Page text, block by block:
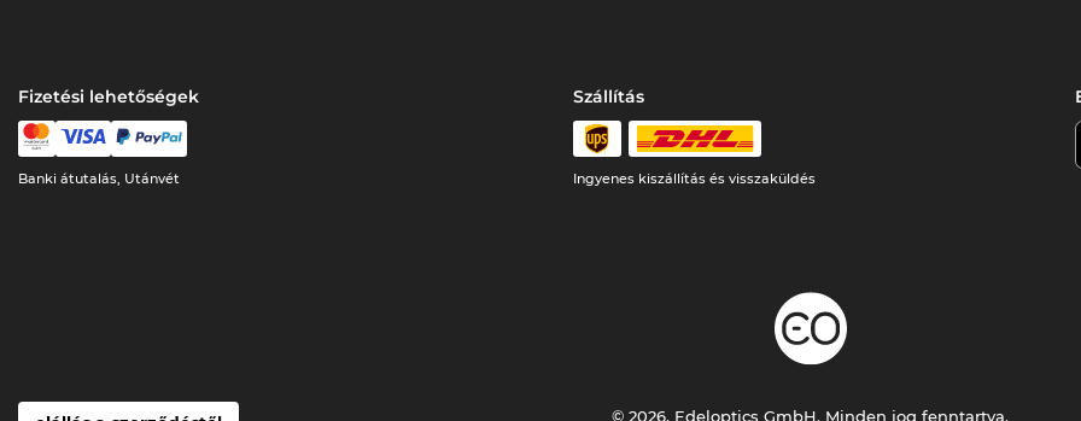
Fizetési lehetőségek
Banki átutalás, Utánvét
Szállítás
Ingyenes kiszállítás és visszaküldés
© 2026, Edeloptics GmbH. Minden jog fenntartva.